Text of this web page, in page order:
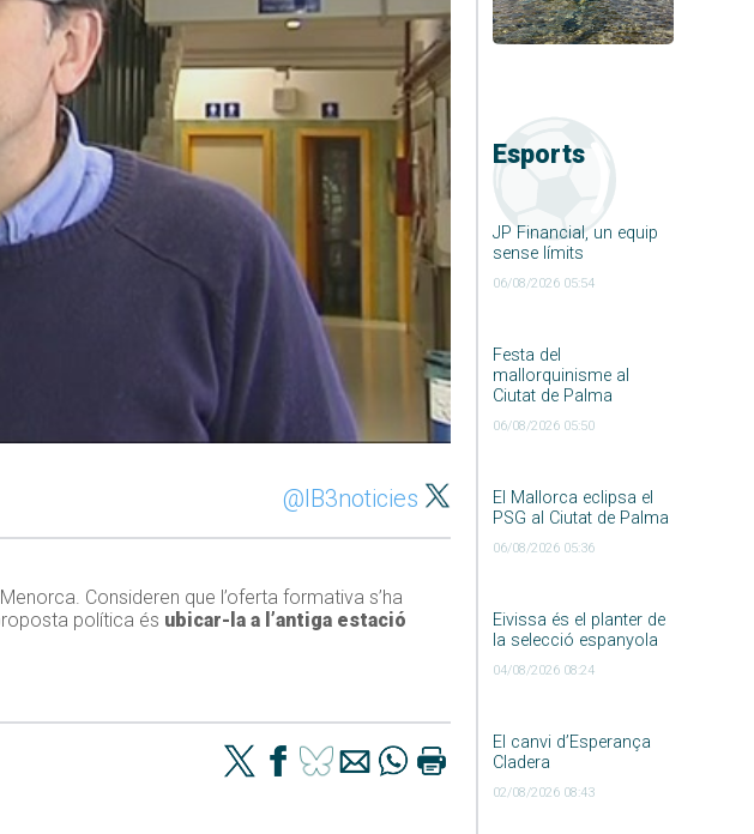
Esports
JP Financial, un equip
sense límits
06/08/2026 05:54
Festa del
mallorquinisme al
Ciutat de Palma
06/08/2026 05:50
El Mallorca eclipsa el
PSG al Ciutat de Palma
06/08/2026 05:36
Eivissa és el planter de
la selecció espanyola
04/08/2026 08:24
El canvi d’Esperança
Cladera
02/08/2026 08:43
@IB3noticies
Consideren que l’oferta formativa s’ha
política és ubicar-la a l’antiga estació